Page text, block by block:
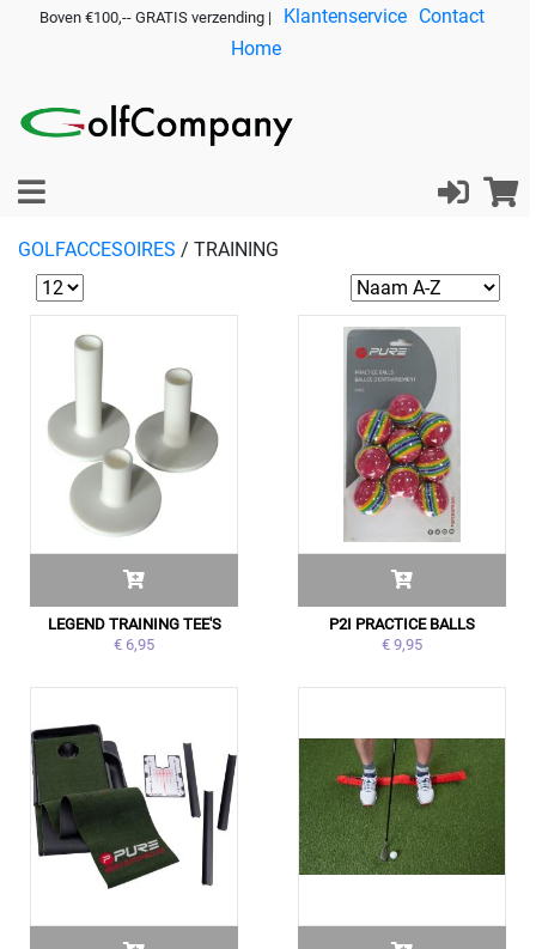
Boven €100,-- GRATIS verzending | Klantenservice Contact
Home
GOLFACCESOIRES / TRAINING
LEGEND TRAINING TEE'S
€ 6,95
P2I PRACTICE BALLS
€ 9,95